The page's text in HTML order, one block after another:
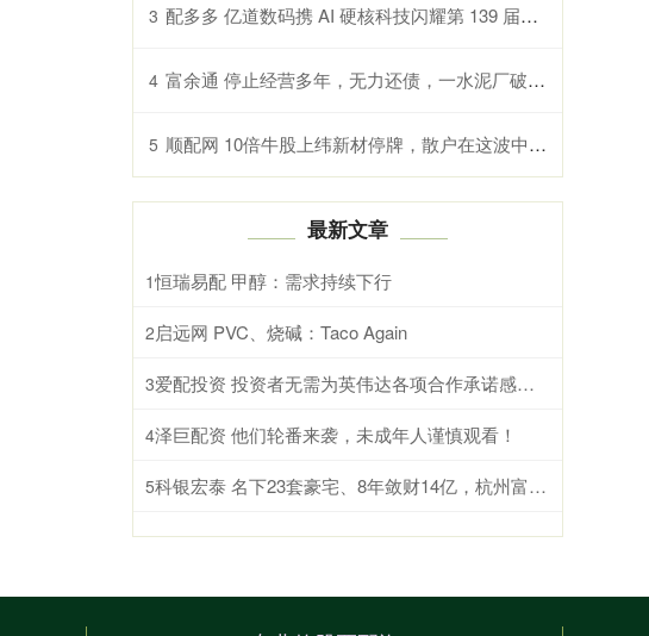
3 配多多 亿道数码携 AI 硬核科技闪耀第 139 届广交会，定义未来智能生活新图景！
4 富余通 停止经营多年，无力还债，一水泥厂破产清算
5 顺配网 10倍牛股上纬新材停牌，散户在这波中到底赚了多少？
最新文章
1恒瑞易配 甲醇：需求持续下行
2启远网 PVC、烧碱：Taco Again
3 爱配投资 投资者无需为英伟达各项合作承诺感到恐慌
4泽巨配资 他们轮番来袭，未成年人谨慎观看！
5 科银宏泰 名下23套豪宅、8年敛财14亿，杭州富婆朱丽丽最终下场如何？